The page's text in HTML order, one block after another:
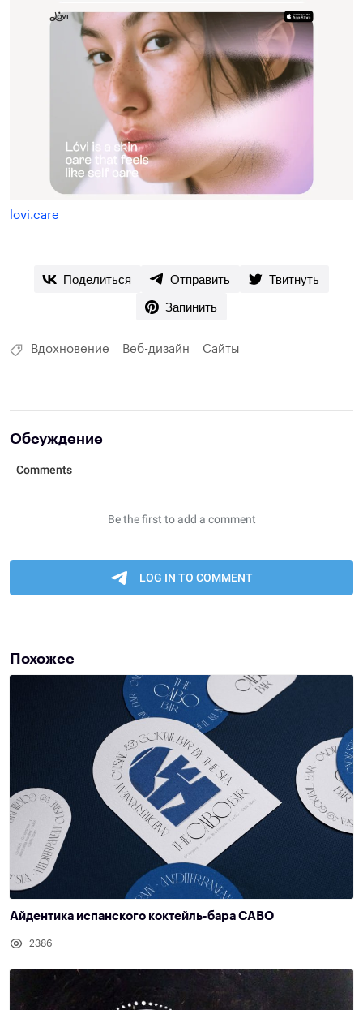
lovi.care
Поделиться Отправить
Твитнуть
Запинить
Вдохновение Веб-дизайн Сайты
Обсуждение
Похожее
Айдентика испанского коктейль-бара CABO
2386